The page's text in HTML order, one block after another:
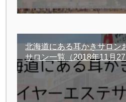
北海道にある耳かきサロン
サロン一覧 （2018年11月27